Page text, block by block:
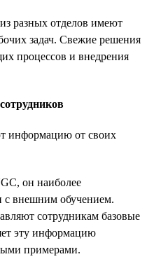
разных отделов имеют
задач. Свежие решения
процессов и внедрения
информацию от своих
он наиболее
с внешним обучением.
сотрудникам базовые
эту информацию
примерами.